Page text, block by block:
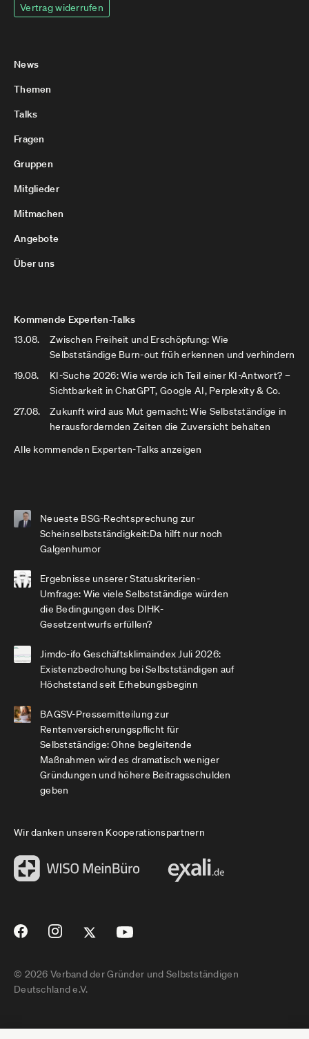
Vertrag widerrufen
News
Themen
Talks
Fragen
Gruppen
Mitglieder
Mitmachen
Angebote
Über uns
Kommende Experten-Talks
13.08.
Zwischen Freiheit und Erschöpfung: Wie
Selbstständige Burn-out früh erkennen und verhindern
19.08.
KI-Suche 2026: Wie werde ich Teil einer KI-Antwort? –
Sichtbarkeit in ChatGPT, Google AI, Perplexity & Co.
27.08.
Zukunft wird aus Mut gemacht: Wie Selbstständige in
herausfordernden Zeiten die Zuversicht behalten
Alle kommenden Experten-Talks anzeigen
Neueste BSG-Rechtsprechung zur
Scheinselbstständigkeit:Da hilft nur noch
Galgenhumor
Ergebnisse unserer Statuskriterien-
Umfrage: Wie viele Selbstständige würden
die Bedingungen des DIHK-
Gesetzentwurfs erfüllen?
Jimdo-ifo Geschäftsklimaindex Juli 2026:
Existenzbedrohung bei Selbstständigen auf
Höchststand seit Erhebungsbeginn
BAGSV-Pressemitteilung zur
Rentenversicherungspflicht für
Selbstständige: Ohne begleitende
Maßnahmen wird es dramatisch weniger
Gründungen und höhere Beitragsschulden
geben
Wir danken unseren Kooperationspartnern
© 2026 Verband der Gründer und Selbstständigen
Deutschland e.V.
Impressum